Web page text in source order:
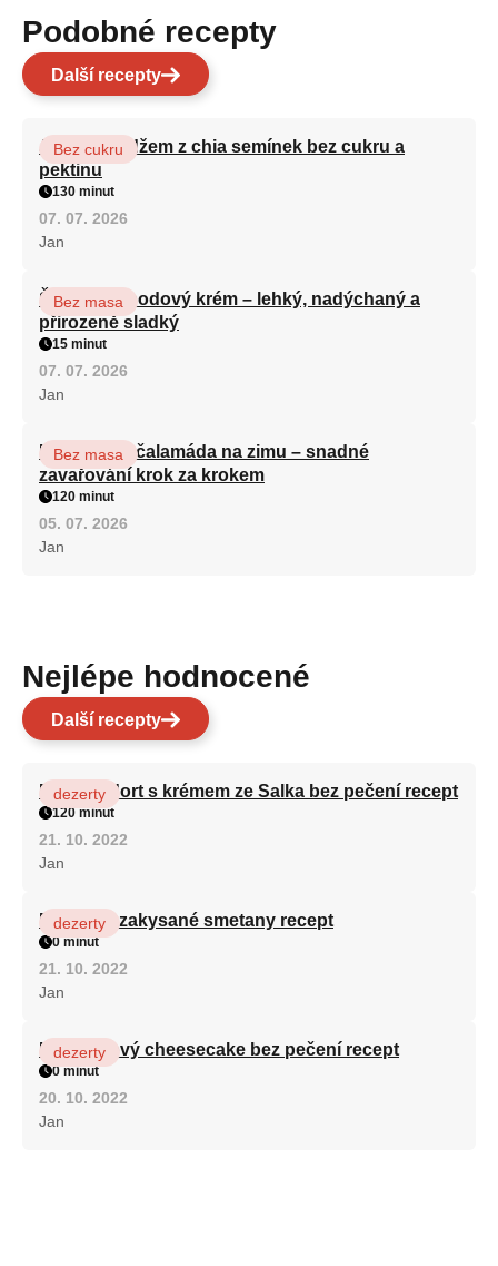
Podobné recepty
Další recepty
Jahodový džem z chia semínek bez cukru a
pektinu
Bez cukru
130 minut
07. 07. 2026
Jan
Šlehaný jahodový krém – lehký, nadýchaný a
přirozeně sladký
Bez masa
15 minut
07. 07. 2026
Jan
Kapustová čalamáda na zimu – snadné
zavařování krok za krokem
Bez masa
120 minut
05. 07. 2026
Jan
Nejlépe hodnocené
Další recepty
Patrový dort s krémem ze Salka bez pečení recept
dezerty
120 minut
21. 10. 2022
Jan
Fánky ze zakysané smetany recept
dezerty
0 minut
21. 10. 2022
Jan
Karamelový cheesecake bez pečení recept
dezerty
0 minut
20. 10. 2022
Jan